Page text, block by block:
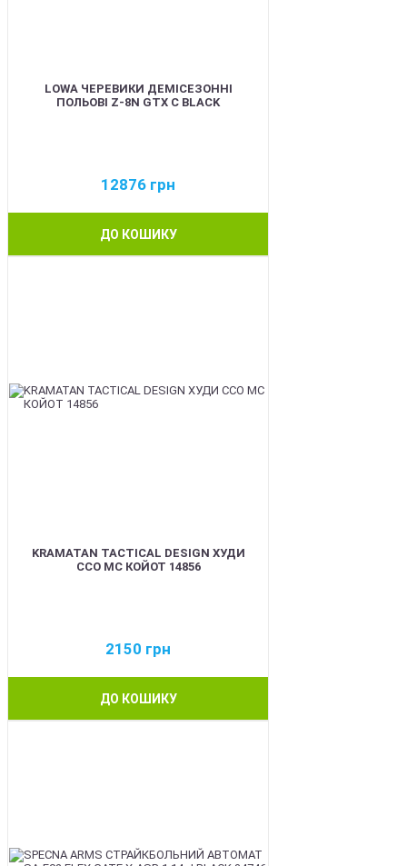
LOWA ЧЕРЕВИКИ ДЕМІСЕЗОННІ
ПОЛЬОВІ Z-8N GTX C BLACK
12876 грн
ДО КОШИКУ
KRAMATAN TACTICAL DESIGN ХУДИ
ССО МС КОЙОТ 14856
2150 грн
ДО КОШИКУ